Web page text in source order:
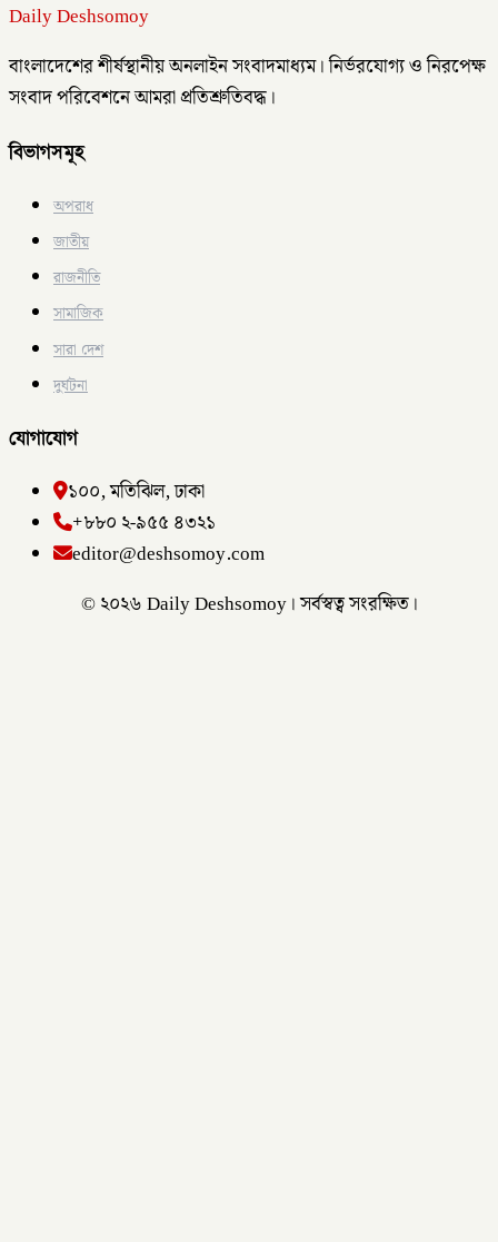
Daily Deshsomoy
বাংলাদেশের শীর্ষস্থানীয় অনলাইন সংবাদমাধ্যম। নির্ভরযোগ্য ও নিরপেক্ষ
সংবাদ পরিবেশনে আমরা প্রতিশ্রুতিবদ্ধ।
বিভাগসমূহ
অপরাধ
জাতীয়
রাজনীতি
সামাজিক
সারা দেশ
দুর্ঘটনা
যোগাযোগ
১০০, মতিঝিল, ঢাকা
+৮৮০ ২-৯৫৫ ৪৩২১
editor@deshsomoy.com
© ২০২৬ Daily Deshsomoy। সর্বস্বত্ব সংরক্ষিত।